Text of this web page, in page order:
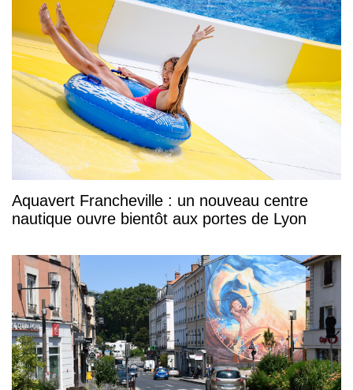
Aquavert Francheville : un nouveau centre
nautique ouvre bientôt aux portes de Lyon